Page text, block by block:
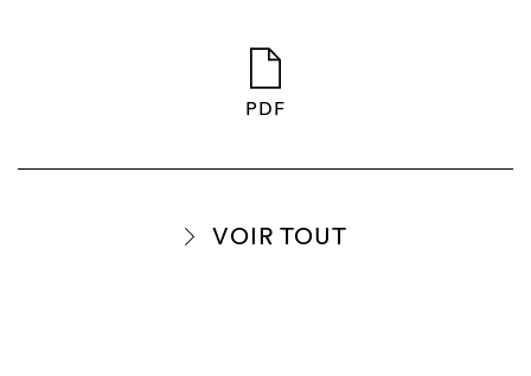
PDF
VOIR TOUT